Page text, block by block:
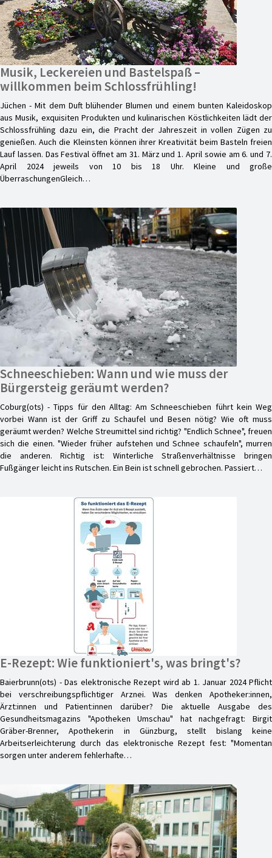
Musik, Leckereien und Bastelspaß –
willkommen beim Schlossfrühling!
Jüchen - Mit dem Duft blühender Blumen und einem bunten Kaleidoskop
aus Musik, exquisiten Produkten und kulinarischen Köstlichkeiten lädt der
Schlossfrühling dazu ein, die Pracht der Jahreszeit in vollen Zügen zu
genießen. Auch die Kleinsten können ihrer Kreativität beim Basteln freien
Lauf lassen. Das Festival öffnet am 31. März und 1. April sowie am 6. und 7.
April 2024 jeweils von 10 bis 18 Uhr. Kleine und große
ÜberraschungenGleich…
Schneeschieben: Wann und wie muss der
Bürgersteig geräumt werden?
Coburg(ots) - Tipps für den Alltag: Am Schneeschieben führt kein Weg
vorbei Wann ist der Griff zu Schaufel und Besen nötig? Wie oft muss
geräumt werden? Welche Streumittel sind richtig? "Endlich Schnee", freuen
sich die einen. "Wieder früher aufstehen und Schnee schaufeln", murren
die anderen. Richtig ist: Winterliche Straßenverhältnisse bringen
Fußgänger leicht ins Rutschen. Ein Bein ist schnell gebrochen. Passiert…
E-Rezept: Wie funktioniert's, was bringt's?
Baierbrunn(ots) - Das elektronische Rezept wird ab 1. Januar 2024 Pflicht
bei verschreibungspflichtiger Arznei. Was denken Apotheker:innen,
Ärzt:innen und Patient:innen darüber? Die aktuelle Ausgabe des
Gesundheitsmagazins "Apotheken Umschau" hat nachgefragt: Birgit
Gräber-Brenner, Apothekerin in Günzburg, stellt bislang keine
Arbeitserleichterung durch das elektronische Rezept fest: "Momentan
sorgen unter anderem fehlerhafte…